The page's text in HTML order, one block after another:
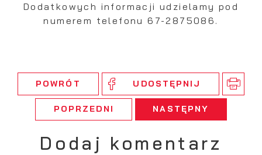
Dodatkowych informacji udzielamy pod
numerem telefonu 67-2875086.
POWRÓT UDOSTĘPNIJ
POPRZEDNI NASTĘPNY
Dodaj komentarz